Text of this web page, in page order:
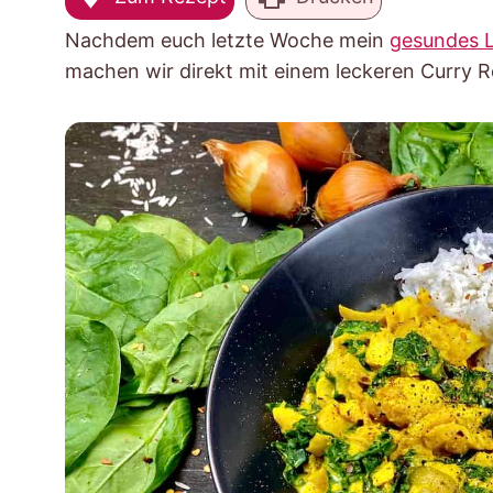
Nachdem euch letzte Woche mein gesundes
machen wir direkt mit einem leckeren Curry